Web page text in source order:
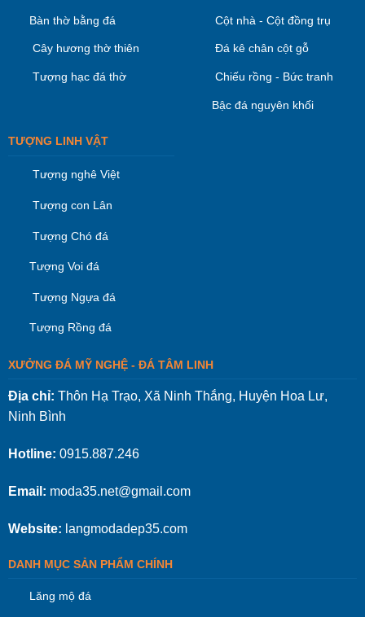
Bàn thờ bằng đá
Cây hương thờ thiên
Tượng hạc đá thờ
Cột nhà - Cột đồng trụ
Đá kê chân cột gỗ
Chiếu rồng - Bức tranh
Bậc đá nguyên khối
TƯỢNG LINH VẬT
Tượng nghê Việt
Tượng con Lân
Tượng Chó đá
Tượng Voi đá
Tượng Ngựa đá
Tượng Rồng đá
XƯỞNG ĐÁ MỸ NGHỆ - ĐÁ TÂM LINH
Địa chỉ: Thôn Hạ Trạo, Xã Ninh Thắng, Huyện Hoa Lư,
Ninh Bình
Hotline: 0915.887.246
Email: moda35.net@gmail.com
Website: langmodadep35.com
DANH MỤC SẢN PHẨM CHÍNH
Lăng mộ đá